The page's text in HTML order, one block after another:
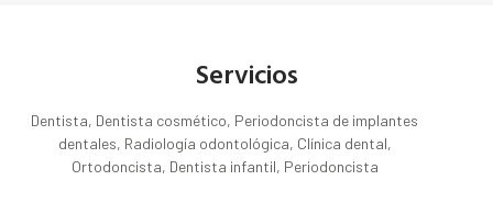
Servicios
Dentista, Dentista cosmético, Periodoncista de implantes
dentales, Radiología odontológica, Clínica dental,
Ortodoncista, Dentista infantil, Periodoncista